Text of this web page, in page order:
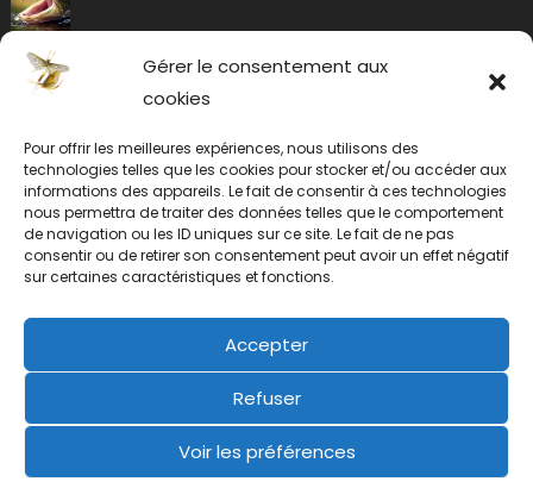
Gérer le consentement aux
cookies
Pour offrir les meilleures expériences, nous utilisons des
technologies telles que les cookies pour stocker et/ou accéder aux
informations des appareils. Le fait de consentir à ces technologies
nous permettra de traiter des données telles que le comportement
de navigation ou les ID uniques sur ce site. Le fait de ne pas
consentir ou de retirer son consentement peut avoir un effet négatif
sur certaines caractéristiques et fonctions.
Accepter
Refuser
Voir les préférences